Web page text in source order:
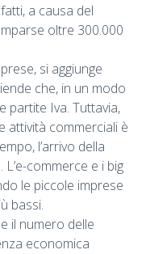
a causa del
oltre 300.000
si aggiunge
che, in un modo
partite Iva. Tuttavia,
attività commerciali è
l’arrivo della
commerce e i big
le piccole imprese
bassi.
il numero delle
economica